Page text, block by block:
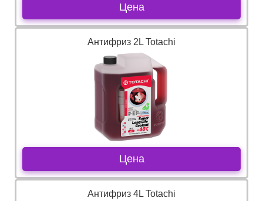
Цена
Антифриз 2L Totachi
Цена
Антифриз 4L Totachi